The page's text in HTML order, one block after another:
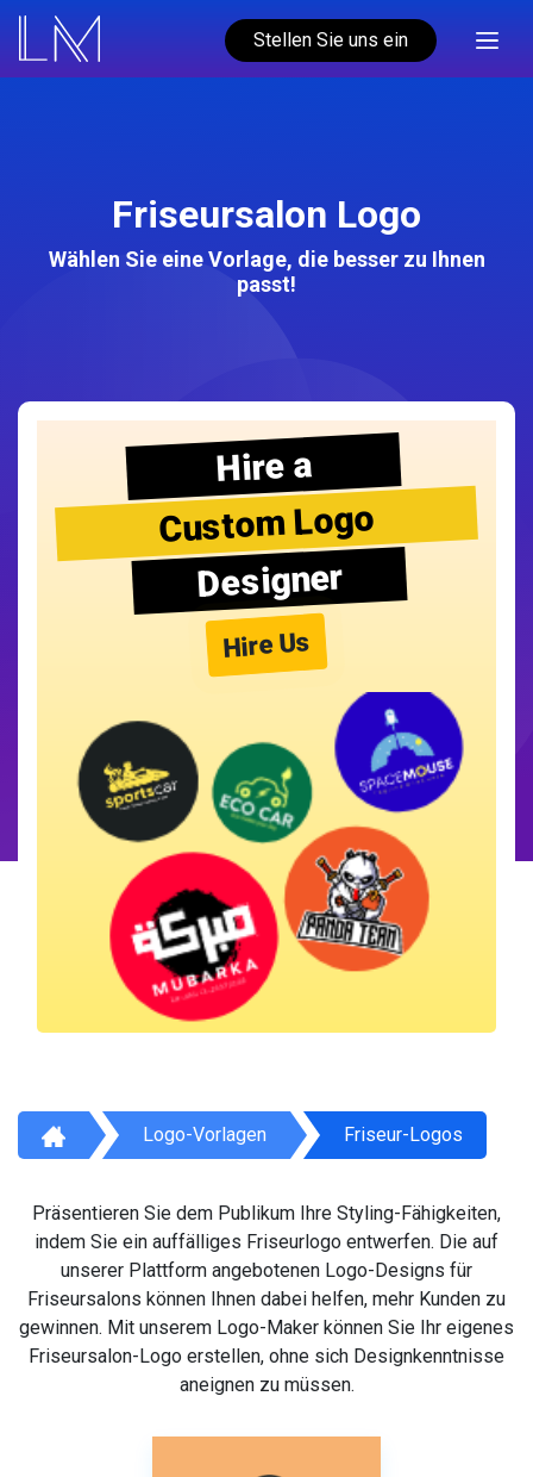
Stellen Sie uns ein
Friseursalon Logo
Wählen Sie eine Vorlage, die besser zu Ihnen
passt!
Hire a
Custom Logo
Designer
Hire Us
Logo-Vorlagen Friseur-Logos
Präsentieren Sie dem Publikum Ihre Styling-Fähigkeiten,
indem Sie ein auffälliges Friseurlogo entwerfen. Die auf
unserer Plattform angebotenen Logo-Designs für
Friseursalons können Ihnen dabei helfen, mehr Kunden zu
gewinnen. Mit unserem Logo-Maker können Sie Ihr eigenes
Friseursalon-Logo erstellen, ohne sich Designkenntnisse
aneignen zu müssen.